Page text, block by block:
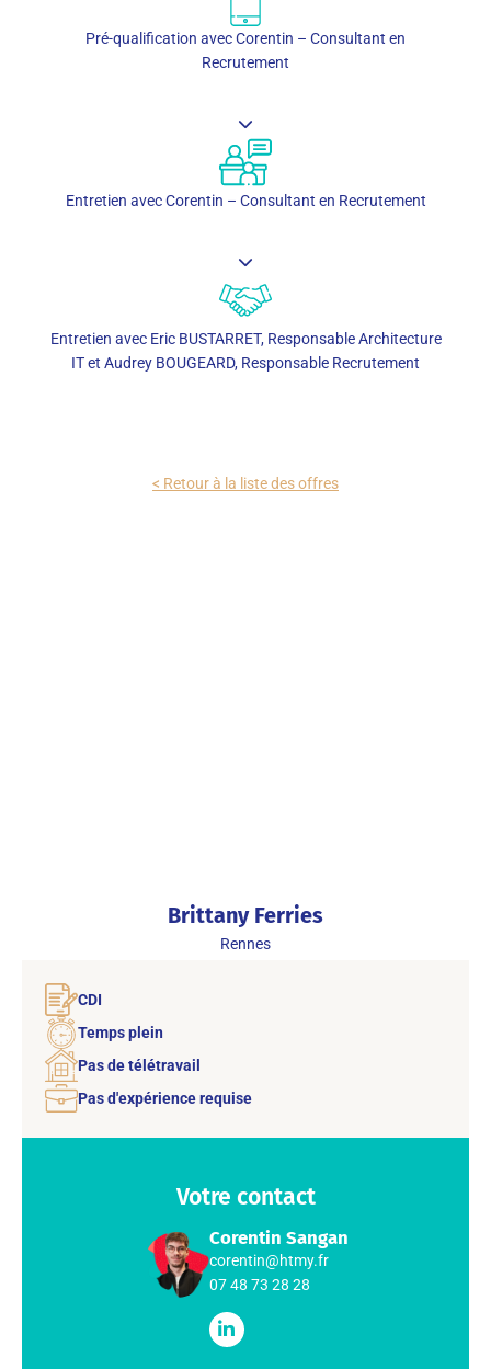
Pré-qualification avec Corentin – Consultant en
Recrutement
Entretien avec Corentin – Consultant en Recrutement
Entretien avec Eric BUSTARRET, Responsable Architecture
IT et Audrey BOUGEARD, Responsable Recrutement
< Retour à la liste des offres
Brittany Ferries
Rennes
CDI
Temps plein
Pas de télétravail
Pas d'expérience requise
Votre contact
Corentin Sangan
corentin@htmy.fr
07 48 73 28 28